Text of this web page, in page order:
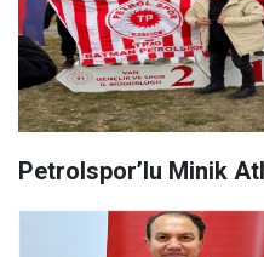
Petrolspor’lu Minik